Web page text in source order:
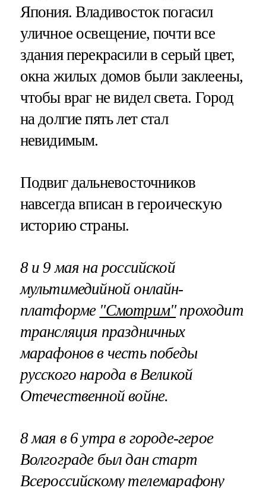
Япония. Владивосток погасил
уличное освещение, почти все
здания перекрасили в серый цвет,
окна жилых домов были заклеены,
чтобы враг не видел света. Город
на долгие пять лет стал
невидимым.
Подвиг дальневосточников
навсегда вписан в героическую
историю страны.
8 и 9 мая на российской
мультимедийной онлайн-
платформе "Смотрим"проходит
трансляция праздничных
марафонов в честь победы
русского народа в Великой
Отечественной войне.
8 мая в 6 утра в городе-герое
Волгограде был дан старт
Всероссийскому телемарафону